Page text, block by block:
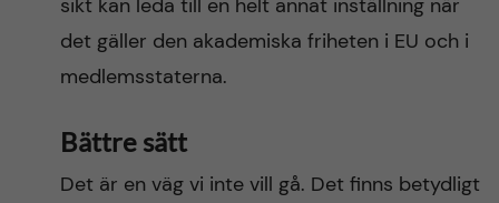
sikt kan leda till en helt annat inställning när
det gäller den akademiska friheten i EU och i
medlemsstaterna.
Bättre sätt
Det är en väg vi inte vill gå. Det finns betydligt